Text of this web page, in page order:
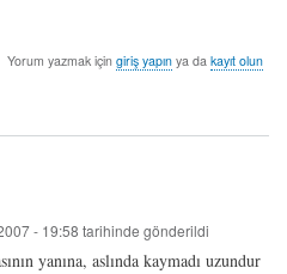
Yorum yazmak için giriş yapınya da kayıt olun
- 19:58 tarihinde gönderildi
yanına, aslında kaymadı uzundur